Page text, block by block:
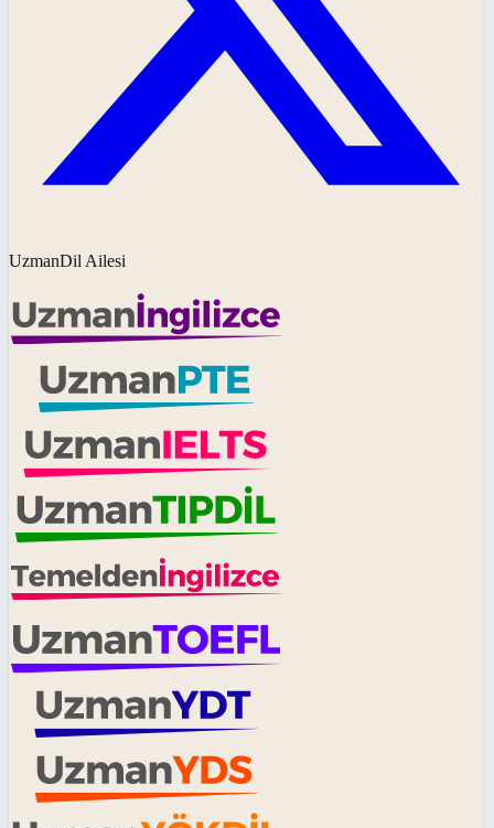
UzmanDil Ailesi